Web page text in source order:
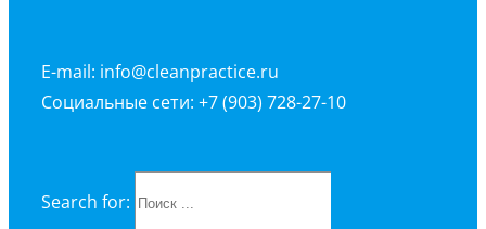
E-mail: info@cleanpractice.ru
Социальные сети: +7 (903) 728-27-10
Search for: